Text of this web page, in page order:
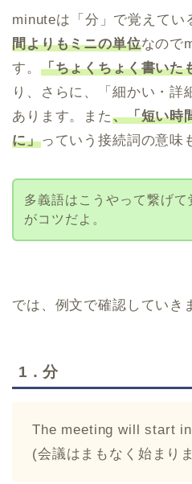
minuteは「分」で覚えてい
間よりもミニの単位なので
す。 「ちょくちょく書い
り、さらに、「細かい・詳
あります。また、「短い時
に」っていう接続詞の意味
多義語はこうやって繋げて
がコツだよ。
では、例文で確認していき
1．分
The meeting will start
(会議はまもなく始まり